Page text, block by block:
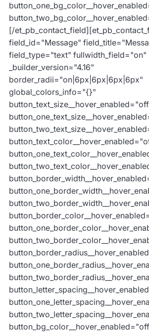
[/
field_id="Message"
field_type="text" fullwidth_field="on"
_builder_version="4.16"
border_radii="on|6px|6px|6px|6px"
global_colors_info="{}"